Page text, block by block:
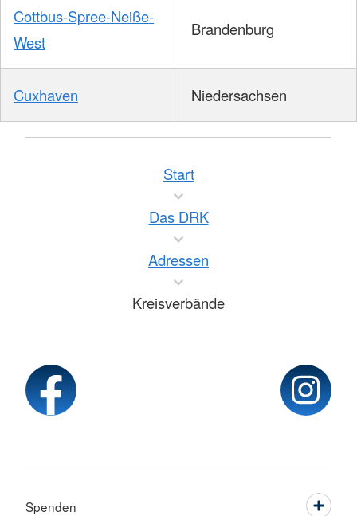
Cottbus-Spree-Neiße-
West
Brandenburg
Cuxhaven Niedersachsen
Start
Das DRK
Adressen
Kreisverbände
Spenden